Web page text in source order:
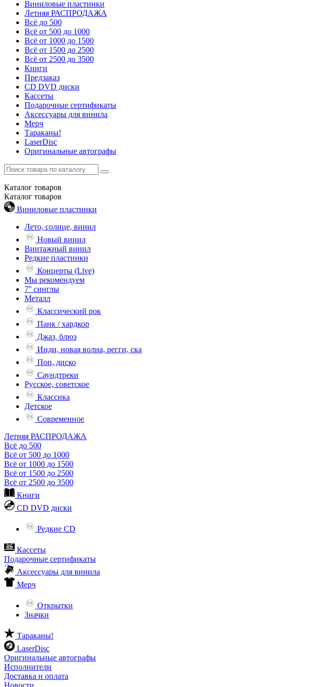
Виниловые пластинки
Летняя РАСПРОДАЖА
Всё до 500
Всё от 500 до 1000
Всё от 1000 до 1500
Всё от 1500 до 2500
Всё от 2500 до 3500
Книги
Предзаказ
CD DVD диски
Кассеты
Подарочные сертификаты
Аксессуары для винила
Мерч
Тараканы!
LaserDisc
Оригинальные автографы
Каталог товаров
Каталог товаров
Виниловые пластинки
Лето, солнце, винил
Новый винил
Винтажный винил
Редкие пластинки
Концерты (Live)
Мы рекомендуем
7'' синглы
Металл
Классический рок
Панк / хардкор
Джаз, блюз
Инди, новая волна, регги, ска
Поп, диско
Саундтреки
Русское, советское
Классика
Детское
Современное
Летняя РАСПРОДАЖА
Всё до 500
Всё от 500 до 1000
Всё от 1000 до 1500
Всё от 1500 до 2500
Всё от 2500 до 3500
Книги
CD DVD диски
Редкие CD
Кассеты
Подарочные сертификаты
Аксессуары для винила
Мерч
Открытки
Значки
Тараканы!
LaserDisc
Оригинальные автографы
Исполнители
Доставка и оплата
Новости